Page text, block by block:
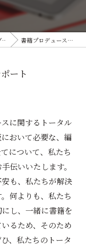
書籍プロデューストータルサポート
ート
に関するトータル
おいて必要な、編
について、私たち
伝いいたします。
も、私たちが解決
何よりも、私たち
し、一緒に書籍を
るため、そのため
、私たちのトータ